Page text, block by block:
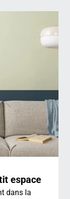
espace
dans la